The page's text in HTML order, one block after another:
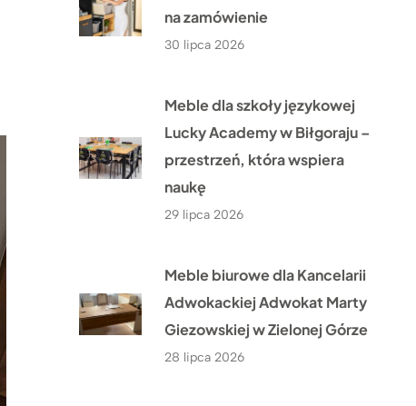
na zamówienie
30 lipca 2026
Meble dla szkoły językowej
Lucky Academy w Biłgoraju –
przestrzeń, która wspiera
naukę
29 lipca 2026
Meble biurowe dla Kancelarii
Adwokackiej Adwokat Marty
Giezowskiej w Zielonej Górze
28 lipca 2026